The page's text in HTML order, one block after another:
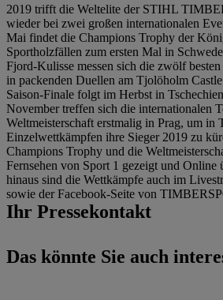
2019 trifft die Weltelite der STIHL
wieder bei zwei großen internationalen
Mai findet die Champions Trophy der
Sportholzfällen zum ersten Mal in
Fjord-Kulisse messen sich die zwölf
in packenden Duellen am Tjolöholm
Saison-Finale folgt im Herbst in
November treffen sich die internationalen
Weltmeisterschaft erstmalig in Prag, um in
Einzelwettkämpfen ihre Sieger 2019 zu
Champions Trophy und die
Fernsehen von Sport 1 gezeigt und Online
hinaus sind die Wettkämpfe auch im
sowie der Facebook-Seite von
Ihr Pressekontakt
Das könnte Sie auch